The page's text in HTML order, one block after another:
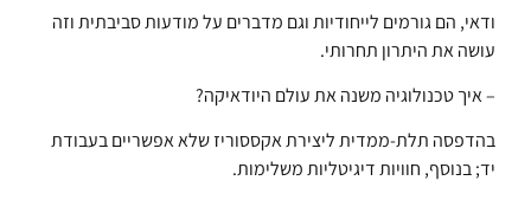
ודאי, הם גורמים לייחודיות וגם מדברים על מודעות סביבתית וזה
עושה את היתרון תחרותי.
– איך טכנולוגיה משנה את עולם היודאיקה?
בהדפסה תלת-ממדית ליצירת אקססוריז שלא אפשריים בעבודת
יד; בנוסף, חוויות דיגיטליות משלימות.